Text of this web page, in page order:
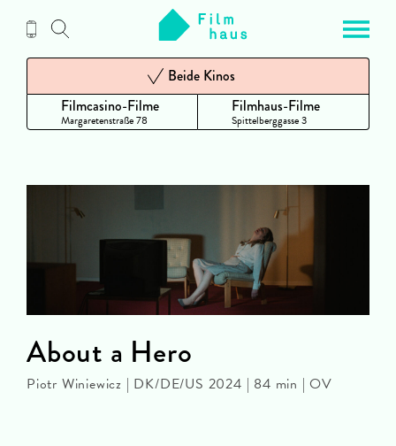
Inhalt
Filmcasino-Filme
Margaretenstraße 78
Beide Kinos
Filmhaus-Filme
Spittelberggasse 3
About a Hero
Piotr Winiewicz | DK/DE/US 2024 | 84 min | OV